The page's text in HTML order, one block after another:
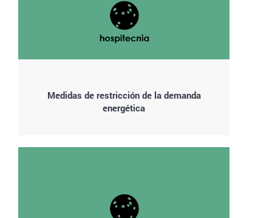
Medidas de restricción de la demanda
energética